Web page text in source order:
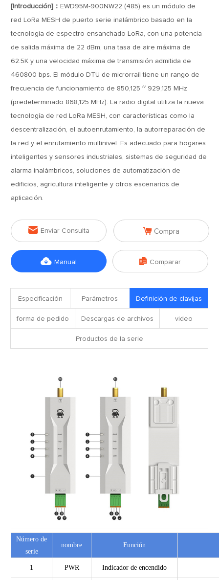
[Introducción]： EWD95M-900NW22 (485) es un módulo de
red LoRa MESH de puerto serie inalámbrico basado en la
tecnología de espectro ensanchado LoRa, con una potencia
de salida máxima de 22 dBm, una tasa de aire máxima de
62.5K y una velocidad máxima de transmisión admitida de
460800 bps. El módulo DTU de microrraíl tiene un rango de
frecuencia de funcionamiento de 850,125 ~ 929,125 MHz
(predeterminado 868,125 MHz). La radio digital utiliza la nueva
tecnología de red LoRa MESH, con características como la
descentralización, el autoenrutamiento, la autorreparación de
la red y el enrutamiento multinivel. Es adecuado para hogares
inteligentes y sensores industriales, sistemas de seguridad de
alarma inalámbricos, soluciones de automatización de
edificios, agricultura inteligente y otros escenarios de
aplicación.
 Enviar Consulta  Compra
 Manual  Comparar
Especificación Parámetros Definición de clavijas
forma de pedido Descargas de archivos video
Productos de la serie
Número de
serie
nombre Función
1 PWR Indicador de encendido